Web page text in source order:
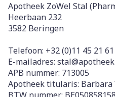
Apotheek ZoWel Stal
Heerbaan 232
3582 Beringen
Telefoon: +32 (0)11 45 21 61
E-mailadres: stal@
APB nummer: 713005
Apotheek titularis: Barbara